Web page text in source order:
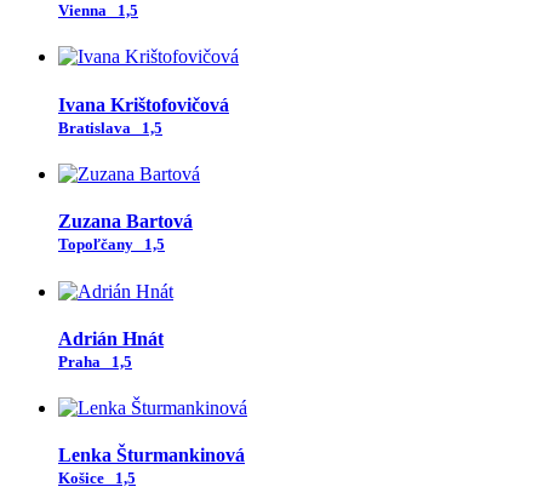
Vienna 1,5
Ivana Krištofovičová
Bratislava 1,5
Zuzana Bartová
Topoľčany 1,5
Adrián Hnát
Praha 1,5
Lenka Šturmankinová
Košice 1,5